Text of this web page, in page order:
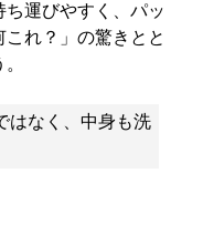
ち運びやすく、パッ
れ？」の驚きとと
はなく、中身も洗